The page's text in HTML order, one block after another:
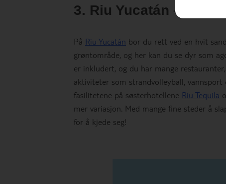
3. Riu Yucatán –
På Riu Yucatán bor du rett ved en hvit
grøntområde, og her kan du se dyr som
er inkludert, og du har mange
aktiviteter som strandvolleyball,
fasilitetene på søsterhotellene Riu Tequila
mer variasjon. Med mange fine steder å
for å kjede seg!